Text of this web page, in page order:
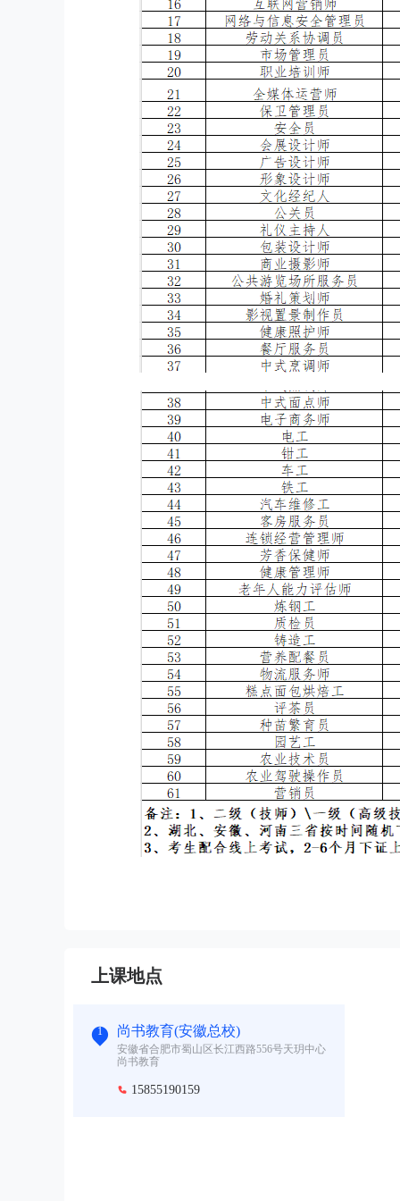
上课地点
1 尚书教育(安徽总校)
安徽省合肥市蜀山区长江西路556号天玥中心
尚书教育
 15855190159